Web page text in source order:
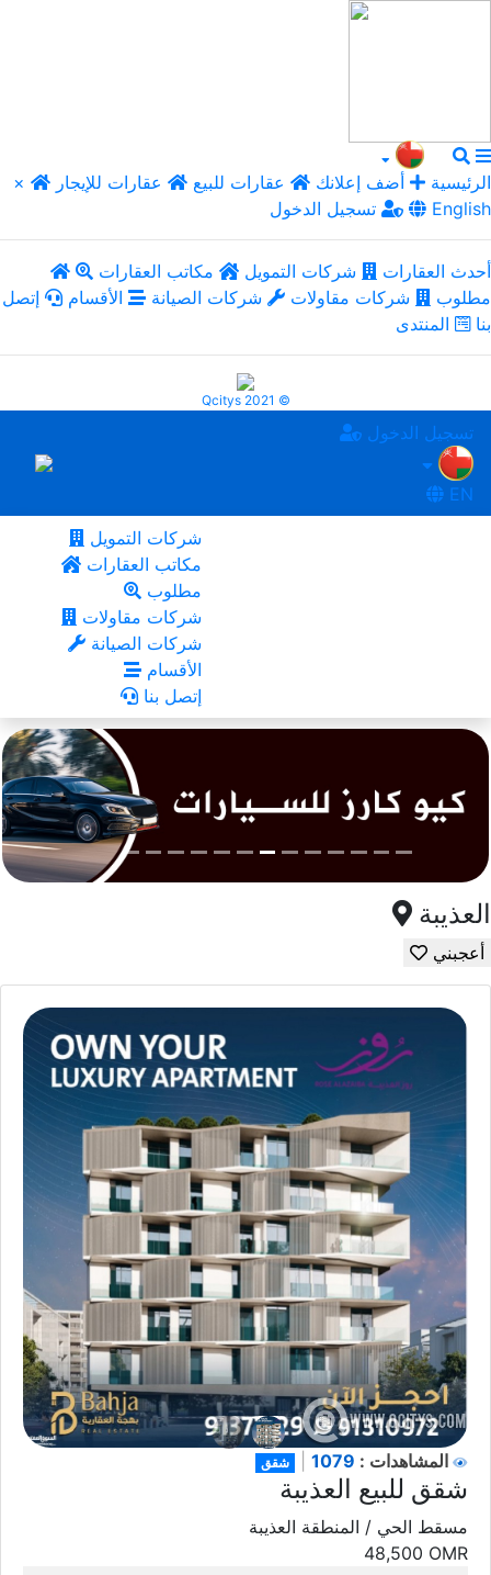
× الرئيسية أضف إعلانك عقارات للبيع
عقارات للإيجار
تسجيل الدخول
English
أحدث العقارات شركات التمويل
مكاتب العقارات
مطلوب
شركات مقاولات شركات الصيانة الأقسام
إتصل
بنا
المنتدى
Qcitys 2021 ©
تسجيل الدخول
EN
شركات التمويل
مكاتب العقارات
مطلوب
شركات مقاولات
شركات الصيانة
الأقسام
إتصل بنا
العذيبة
أعجبني
شقق المشاهدات :
شقق للبيع العذيبة
مسقط الحي / المنطقة العذيبة
48,500 OMR